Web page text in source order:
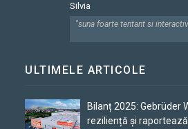
Silvia
"suna foarte tentant si
ULTIMELE ARTICOLE
Bilanț 2025: Gebrüder
reziliență și